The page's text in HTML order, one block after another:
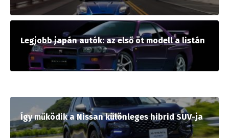
Legjobb japán autók: az első öt modell a listán
Így működik a Nissan különleges hibrid SUV-ja